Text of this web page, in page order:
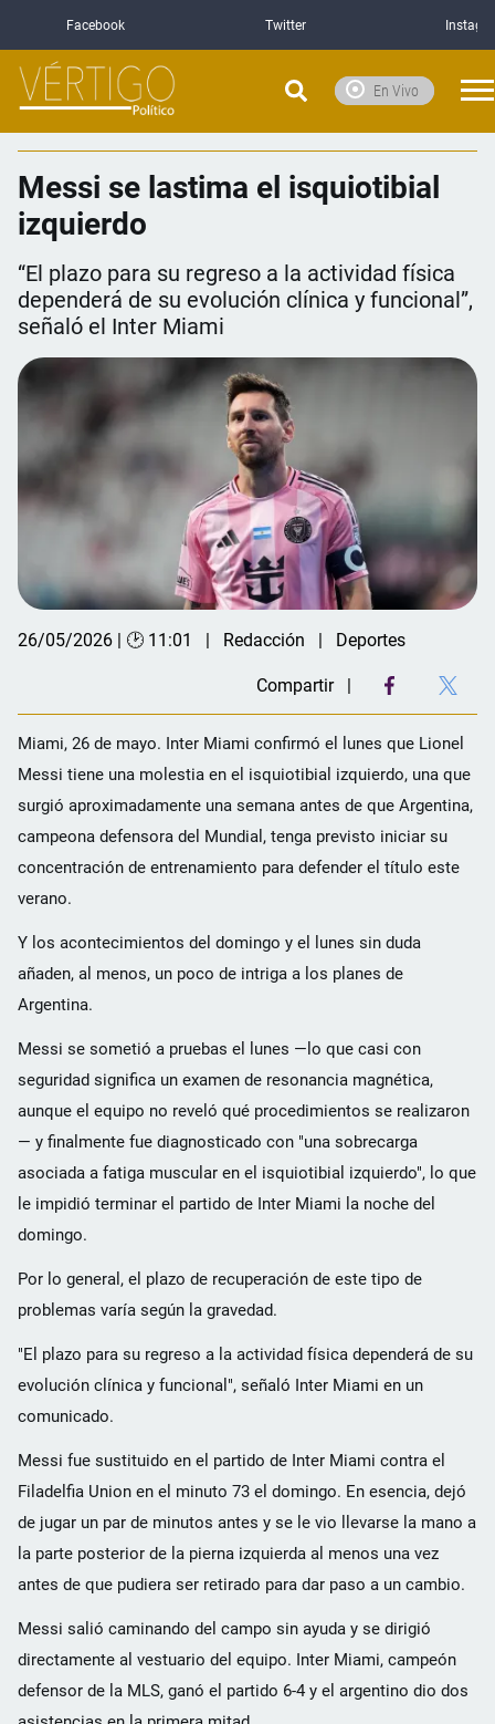
Facebook Twitter
En Vivo
Messi se lastima el isquiotibial
izquierdo
“El plazo para su regreso a la actividad física
dependerá de su evolución clínica y funcional”,
señaló el Inter Miami
26/05/2026 | 🕑 11:01 Redacción Deportes
Compartir
Miami, 26 de mayo. Inter Miami confirmó el lunes que Lionel
Messi tiene una molestia en el isquiotibial izquierdo, una que
surgió aproximadamente una semana antes de que Argentina,
campeona defensora del Mundial, tenga previsto iniciar su
concentración de entrenamiento para defender el título este
verano.
Y los acontecimientos del domingo y el lunes sin duda
añaden, al menos, un poco de intriga a los planes de
Argentina.
Messi se sometió a pruebas el lunes —lo que casi con
seguridad significa un examen de resonancia magnética,
aunque el equipo no reveló qué procedimientos se realizaron
— y finalmente fue diagnosticado con "una sobrecarga
asociada a fatiga muscular en el isquiotibial izquierdo", lo que
le impidió terminar el partido de Inter Miami la noche del
domingo.
Por lo general, el plazo de recuperación de este tipo de
problemas varía según la gravedad.
"El plazo para su regreso a la actividad física dependerá de su
evolución clínica y funcional", señaló Inter Miami en un
comunicado.
Messi fue sustituido en el partido de Inter Miami contra el
Filadelfia Union en el minuto 73 el domingo. En esencia, dejó
de jugar un par de minutos antes y se le vio llevarse la mano a
la parte posterior de la pierna izquierda al menos una vez
antes de que pudiera ser retirado para dar paso a un cambio.
Messi salió caminando del campo sin ayuda y se dirigió
directamente al vestuario del equipo. Inter Miami, campeón
defensor de la MLS, ganó el partido 6-4 y el argentino dio dos